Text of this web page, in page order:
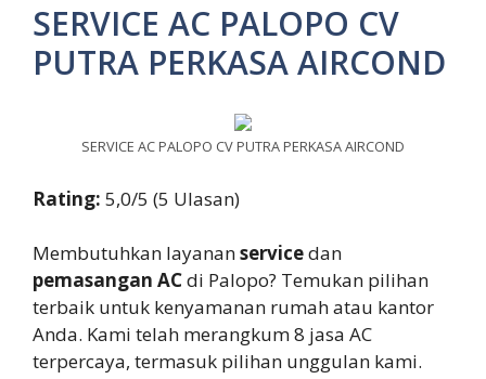
SERVICE AC PALOPO CV
PUTRA PERKASA AIRCOND
SERVICE AC PALOPO CV PUTRA PERKASA AIRCOND
Rating: 5,0/5 (5 Ulasan)
Membutuhkan layananservicedan
pemasangan ACdi Palopo? Temukan pilihan
terbaik untuk kenyamanan rumah atau kantor
Anda. Kami telah merangkum 8 jasa AC
terpercaya, termasuk pilihan unggulan kami.